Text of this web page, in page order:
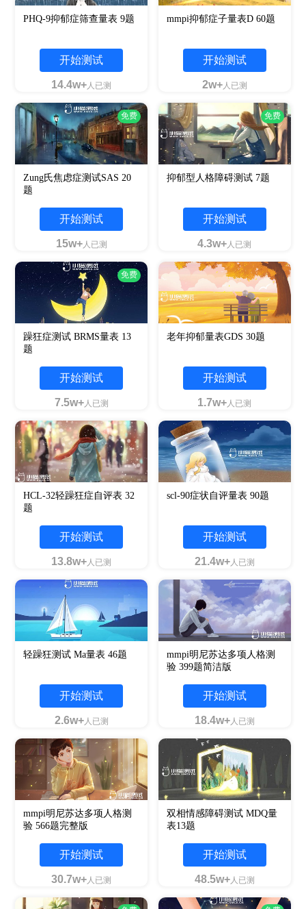
PHQ-9抑郁症筛查量表 9题
开始测试
14.4w+人已测
mmpi抑郁症子量表D 60题
开始测试
2w+人已测
免费
Zung氏焦虑症测试SAS 20
题
开始测试
15w+人已测
免费
抑郁型人格障碍测试 7题
开始测试
4.3w+人已测
免费
躁狂症测试 BRMS量表 13
题
开始测试
7.5w+人已测
老年抑郁量表GDS 30题
开始测试
1.7w+人已测
HCL-32轻躁狂症自评表 32
题
开始测试
13.8w+人已测
scl-90症状自评量表 90题
开始测试
21.4w+人已测
轻躁狂测试 Ma量表 46题
开始测试
2.6w+人已测
mmpi明尼苏达多项人格测
验 399题简洁版
开始测试
18.4w+人已测
mmpi明尼苏达多项人格测
验 566题完整版
开始测试
30.7w+人已测
双相情感障碍测试 MDQ量
表13题
开始测试
48.5w+人已测